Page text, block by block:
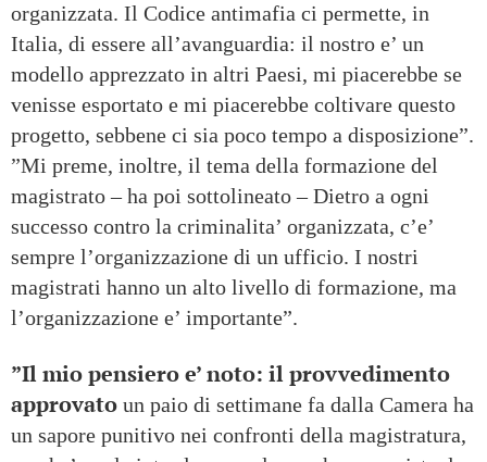
organizzata. Il Codice antimafia ci permette, in
Italia, di essere all’avanguardia: il nostro e’ un
modello apprezzato in altri Paesi, mi piacerebbe se
venisse esportato e mi piacerebbe coltivare questo
progetto, sebbene ci sia poco tempo a disposizione”.
”Mi preme, inoltre, il tema della formazione del
magistrato – ha poi sottolineato – Dietro a ogni
successo contro la criminalita’ organizzata, c’e’
sempre l’organizzazione di un ufficio. I nostri
magistrati hanno un alto livello di formazione, ma
l’organizzazione e’ importante”.
”Il mio pensiero e’ noto: il provvedimento
approvato un paio di settimane fa dalla Camera ha
un sapore punitivo nei confronti della magistratura,